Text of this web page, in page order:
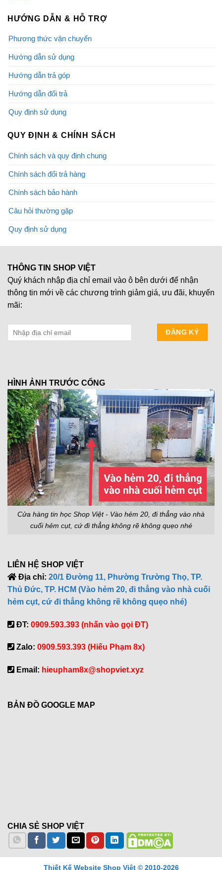
HƯỚNG DẪN & HỖ TRỢ
Phương thức vận chuyển
Hướng dẫn sử dụng
Hướng dẫn trả góp
Hướng dẫn đổi trả
Quy định sử dụng
QUY ĐỊNH & CHÍNH SÁCH
Chính sách và quy định chung
Chính sách đổi trả hàng
Chính sách bảo hành
Câu hỏi thường gặp
Quy định sử dụng
THÔNG TIN SHOP VIỆT
Quý khách nhập địa chỉ email vào ô bên dưới để nhận
thông tin mới về các chương trình giảm giá, ưu đãi, khuyến
mãi:
HÌNH ẢNH TRƯỚC CỔNG
Cửa hàng tin học Shop Việt - Vào hẻm 20, đi thẳng vào nhà
cuối hẻm cụt, cứ đi thẳng không rẽ không quẹo nhé
LIÊN HỆ SHOP VIỆT
Địa chỉ: 20/1 Đường 11, Phường Trường Thọ, TP.
Thủ Đức, TP. HCM (Vào hẻm 20, đi thẳng vào nhà cuối
hẻm cụt, cứ đi thẳng không rẽ không quẹo nhé)
ĐT: 0909.593.393 (nhấn vào gọi ĐT)
Zalo: 0909.593.393 (Hiếu Phạm 8x)
Email: hieupham8x@shopviet.xyz
BẢN ĐỒ GOOGLE MAP
CHIA SẺ SHOP VIỆT
Thiết Kế Website Shop Việt © 2010-2026